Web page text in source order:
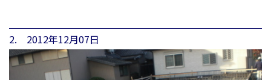
2. 2012年12月07日